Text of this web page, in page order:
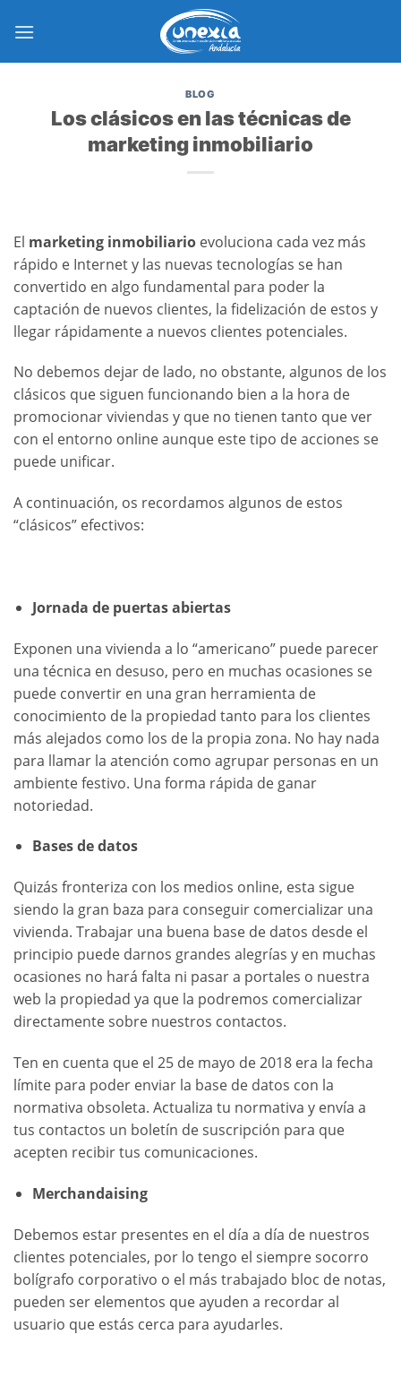
BLOG
Los clásicos en las técnicas de
marketing inmobiliario
El marketing inmobiliario evoluciona cada vez más
rápido e Internet y las nuevas tecnologías se han
convertido en algo fundamental para poder la
captación de nuevos clientes, la fidelización de estos y
llegar rápidamente a nuevos clientes potenciales.
No debemos dejar de lado, no obstante, algunos de los
clásicos que siguen funcionando bien a la hora de
promocionar viviendas y que no tienen tanto que ver
con el entorno online aunque este tipo de acciones se
puede unificar.
A continuación, os recordamos algunos de estos
“clásicos” efectivos:
Jornada de puertas abiertas
Exponen una vivienda a lo “americano” puede parecer
una técnica en desuso, pero en muchas ocasiones se
puede convertir en una gran herramienta de
conocimiento de la propiedad tanto para los clientes
más alejados como los de la propia zona. No hay nada
para llamar la atención como agrupar personas en un
ambiente festivo. Una forma rápida de ganar
notoriedad.
Bases de datos
Quizás fronteriza con los medios online, esta sigue
siendo la gran baza para conseguir comercializar una
vivienda. Trabajar una buena base de datos desde el
principio puede darnos grandes alegrías y en muchas
ocasiones no hará falta ni pasar a portales o nuestra
web la propiedad ya que la podremos comercializar
directamente sobre nuestros contactos.
Ten en cuenta que el 25 de mayo de 2018 era la fecha
límite para poder enviar la base de datos con la
normativa obsoleta. Actualiza tu normativa y envía a
tus contactos un boletín de suscripción para que
acepten recibir tus comunicaciones.
Merchandaising
Debemos estar presentes en el día a día de nuestros
clientes potenciales, por lo tengo el siempre socorro
bolígrafo corporativo o el más trabajado bloc de notas,
pueden ser elementos que ayuden a recordar al
usuario que estás cerca para ayudarles.